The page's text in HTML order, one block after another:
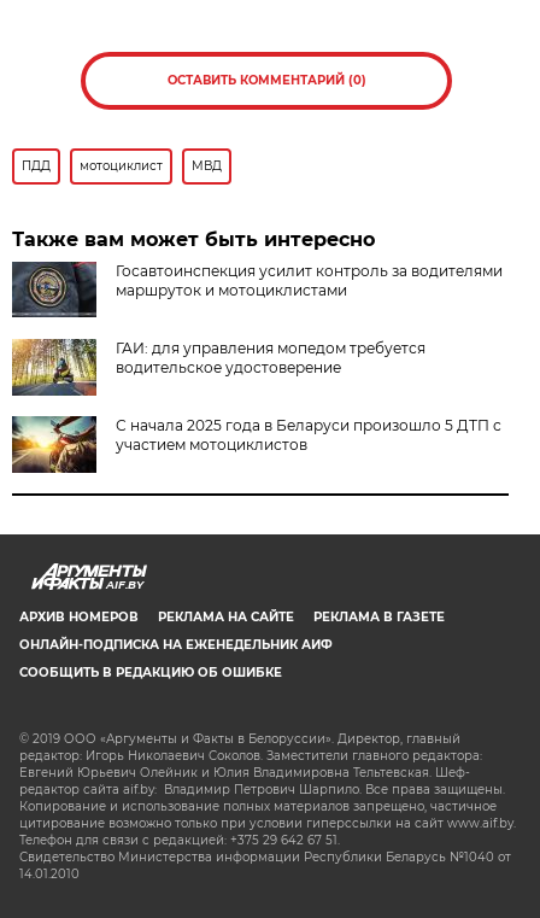
ОСТАВИТЬ КОММЕНТАРИЙ (0)
ПДД мотоциклист МВД
Также вам может быть интересно
Госавтоинспекция усилит контроль за водителями
маршруток и мотоциклистами
ГАИ: для управления мопедом требуется
водительское удостоверение
С начала 2025 года в Беларуси произошло 5 ДТП с
участием мотоциклистов
AIF.BY
АРХИВ НОМЕРОВ РЕКЛАМА НА САЙТЕ
РЕКЛАМА В ГАЗЕТЕ
ОНЛАЙН-ПОДПИСКА НА ЕЖЕНЕДЕЛЬНИК АИФ
СООБЩИТЬ В РЕДАКЦИЮ ОБ ОШИБКЕ
© 2019 ООО «Аргументы и Факты в Белоруссии». Директор, главный
редактор: Игорь Николаевич Соколов. Заместители главного редактора:
Евгений Юрьевич Олейник и Юлия Владимировна Тельтевская. Шеф-
редактор сайта aif.by: Владимир Петрович Шарпило. Все права защищены.
Копирование и использование полных материалов запрещено, частичное
цитирование возможно только при условии гиперссылки на сайт www.aif.by.
Телефон для связи с редакцией: +375 29 642 67 51.
Свидетельство Министерства информации Республики Беларусь №1040 от
14.01.2010